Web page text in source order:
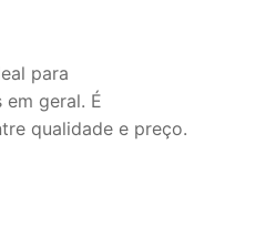
para
geral. É
qualidade e preço.